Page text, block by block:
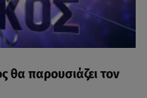
θα παρουσιάζει τον